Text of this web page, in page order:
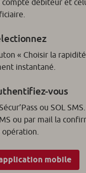
débiteur et
« Choisir la
instantané.
vous
ou SOL
ou par mail la
mobile